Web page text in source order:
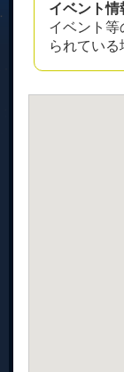
イベント情
イベント
られてい